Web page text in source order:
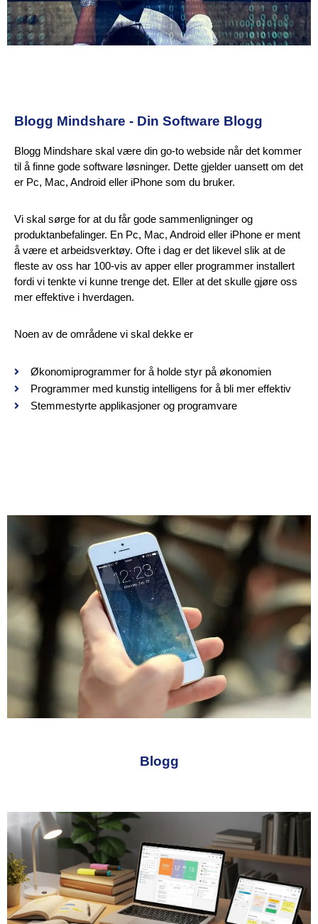
Blogg Mindshare - Din Software Blogg
Blogg Mindshare skal være din go-to webside når det kommer
til å finne gode software løsninger. Dette gjelder uansett om det
er Pc, Mac, Android eller iPhone som du bruker.
Vi skal sørge for at du får gode sammenligninger og
produktanbefalinger. En Pc, Mac, Android eller iPhone er ment
å være et arbeidsverktøy. Ofte i dag er det likevel slik at de
fleste av oss har 100-vis av apper eller programmer installert
fordi vi tenkte vi kunne trenge det. Eller at det skulle gjøre oss
mer effektive i hverdagen.
Noen av de områdene vi skal dekke er
Økonomiprogrammer for å holde styr på økonomien
Programmer med kunstig intelligens for å bli mer effektiv
Stemmestyrte applikasjoner og programvare
Blogg